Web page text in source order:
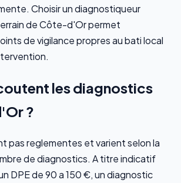
Choisir un diagnostiqueur
de Côte-d'Or permet
de vigilance propres au bati local
les diagnostics
?
pas reglementes et varient selon la
de diagnostics. A titre indicatif
DPE de 90 a 150 €, un diagnostic